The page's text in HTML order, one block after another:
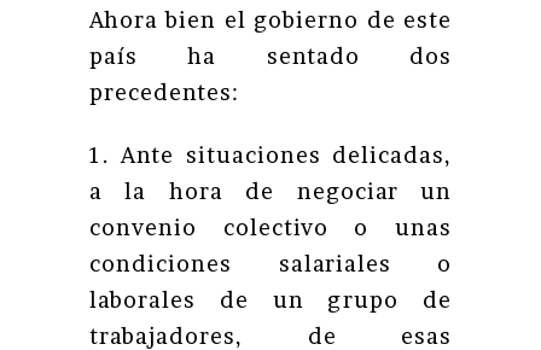
Ahora bien el gobierno de este
país ha sentado dos
precedentes:
1. Ante situaciones delicadas,
a la hora de negociar un
convenio colectivo o unas
condiciones salariales o
laborales de un grupo de
trabajadores, de esas